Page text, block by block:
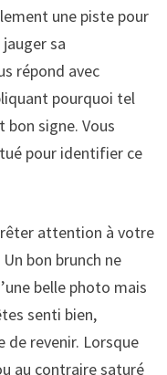
une piste pour
sa
répond avec
pourquoi tel
bon signe. Vous
pour identifier ce
attention à votre
bon brunch ne
belle photo mais
senti bien,
de revenir. Lorsque
au contraire saturé